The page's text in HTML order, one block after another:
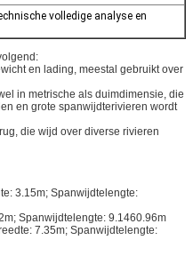
volledige analyse en
en lading, meestal gebruikt over
in metrische als duimdimensie, die
en grote spanwijdterivieren wordt
die wijd over diverse rivieren
3.15m; Spanwijdtelengte:
Spanwijdtelengte: 9.1460.96m
7.35m; Spanwijdtelengte: